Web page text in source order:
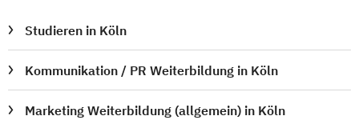
Studieren in Köln
Kommunikation / PR Weiterbildung in Köln
Marketing Weiterbildung (allgemein) in Köln